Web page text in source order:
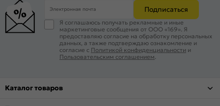
Электронная почта Подписаться
Я соглашаюсь получать рекламные и иные
маркетинговые сообщения от ООО «169». Я
предоставляю согласие на обработку персональных
данных, а также подтверждаю ознакомление и
согласие с Политикой конфиденциальности и
Пользовательским соглашением.
Каталог товаров